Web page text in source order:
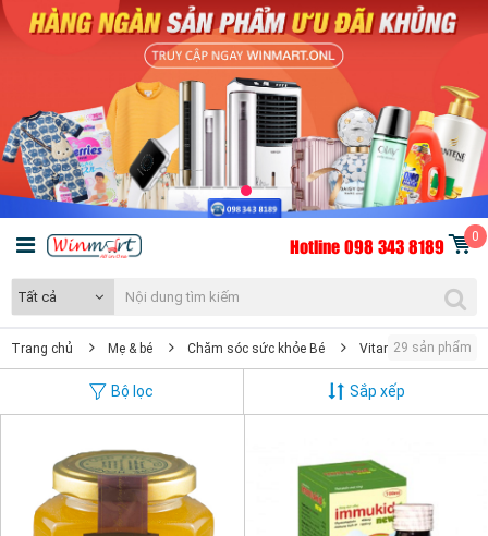
Hotline 098 343 8189 0
Tất cả
Trang chủ Mẹ & bé Chăm sóc sức khỏe Bé Vitamin & Thực
29 sản phẩm
Bộ lọc Sắp xếp